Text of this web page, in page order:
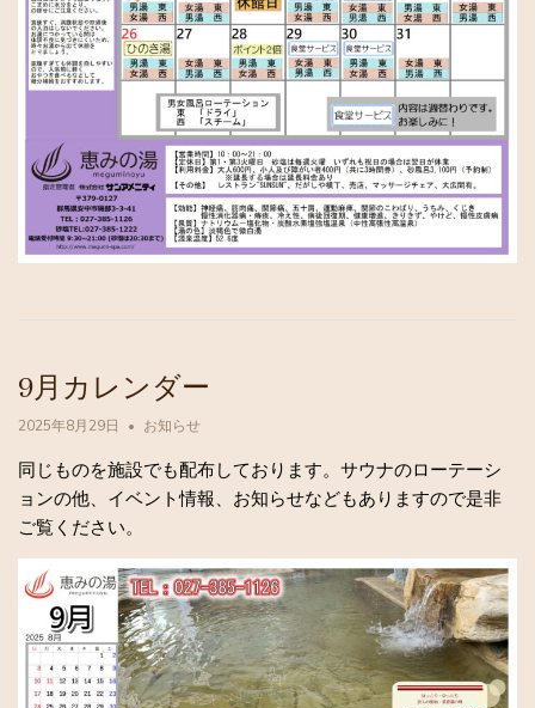
9月カレンダー
2025年8月29日 お知らせ
同じものを施設でも配布しております。サウナのローテーシ
ョンの他、イベント情報、お知らせなどもありますので是非
ご覧ください。